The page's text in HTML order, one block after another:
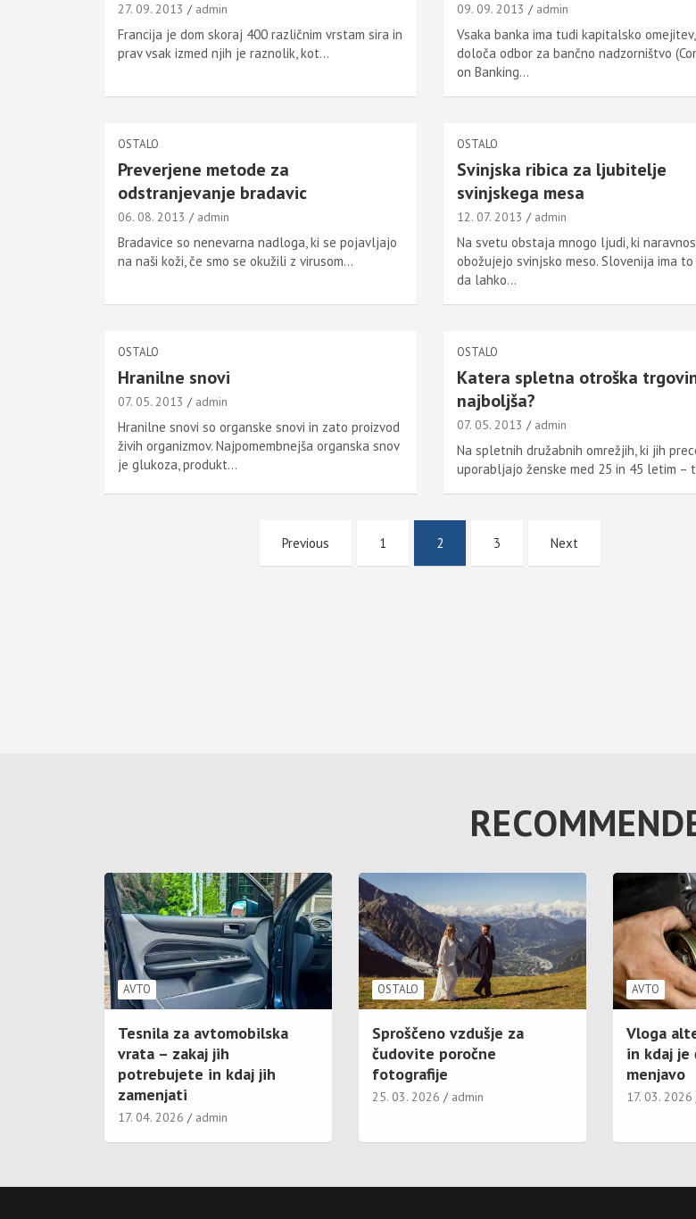
27. 09. 2013 admin
Francija je dom skoraj 400 različnim vrstam sira in
prav vsak izmed njih je raznolik, kot…
09. 09. 2013 admin
Vsaka banka ima tudi kapitalsko
določa odbor za bančno nadzorništvo
on Banking…
OSTALO
Preverjene metode za
odstranjevanje bradavic
06. 08. 2013 admin
Bradavice so nenevarna nadloga, ki se pojavljajo
na naši koži, če smo se okužili z virusom…
OSTALO
Svinjska ribica za ljubitelje
svinjskega mesa
12. 07. 2013 admin
Na svetu obstaja mnogo ljudi, ki
obožujejo svinjsko meso. Slovenija ima to
da lahko…
OSTALO
Hranilne snovi
07. 05. 2013 admin
Hranilne snovi so organske snovi in zato proizvod
živih organizmov. Naj­pomembnejša organska snov
je glukoza, produkt…
OSTALO
Katera spletna otroška
najboljša?
07. 05. 2013 admin
Na spletnih družabnih omrežjih, ki jih
uporabljajo ženske med 25 in 45 letim –
Previous 1 2 3 Next
AVTO
Tesnila za avtomobilska
vrata – zakaj jih
potrebujete in kdaj jih
zamenjati
17. 04. 2026 admin
OSTALO
Sproščeno vzdušje za
čudovite poročne
fotografije
25. 03. 2026 admin
AVTO
Vloga
in kdaj je
menjavo
17. 03. 2026